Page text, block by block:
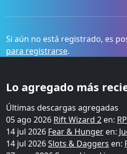
Si aún no está registrado, es
para registrarse.
Lo agregado más
Últimas descargas agregadas
05 ago 2026 Rift Wizard 2 en:
14 jul 2026 Fear & Hunger en:
14 jul 2026Slots & Daggers en: